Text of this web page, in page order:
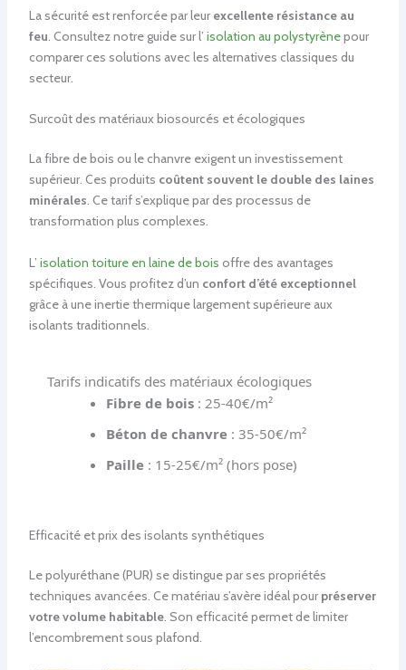
La sécurité est renforcée par leur excellente résistance au
feu. Consultez notre guide sur l’ isolation au polystyrènepour
comparer ces solutions avec les alternatives classiques du
secteur.
Surcoût des matériaux biosourcés et écologiques
La fibre de bois ou le chanvre exigent un investissement
supérieur. Ces produits coûtent souvent le double des laines
minérales. Ce tarif s’explique par des processus de
transformation plus complexes.
L’ isolation toiture en laine de bois offre des avantages
spécifiques. Vous profitez d’un confort d’été exceptionnel
grâce à une inertie thermique largement supérieure aux
isolants traditionnels.
Tarifs indicatifs des matériaux écologiques
Fibre de bois: 25-40€/m²
Béton de chanvre : 35-50€/m²
Paille : 15-25€/m² (hors pose)
Efficacité et prix des isolants synthétiques
Le polyuréthane (PUR) se distingue par ses propriétés
techniques avancées. Ce matériau s’avère idéal pour préserver
votre volume habitable. Son efficacité permet de limiter
l’encombrement sous plafond.